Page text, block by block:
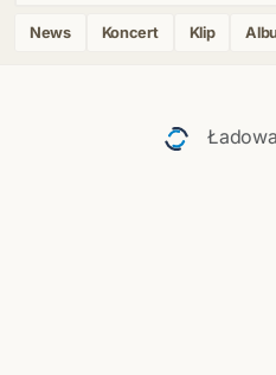
News Koncert Klip